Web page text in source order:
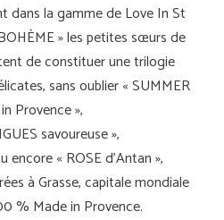
dans la gamme de Love In St
» les petites sœurs de
de constituer une trilogie
sans oublier « SUMMER
Provence »,
savoureuse »,
encore « ROSE d’Antan »,
à Grasse, capitale mondiale
% Made in Provence.